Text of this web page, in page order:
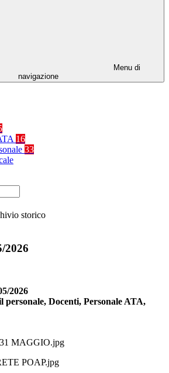
Menu di
navigazione
16
33
storico
2026
2026
personale, Docenti, Personale ATA,
MAGGIO.jpg
POAP.jpg